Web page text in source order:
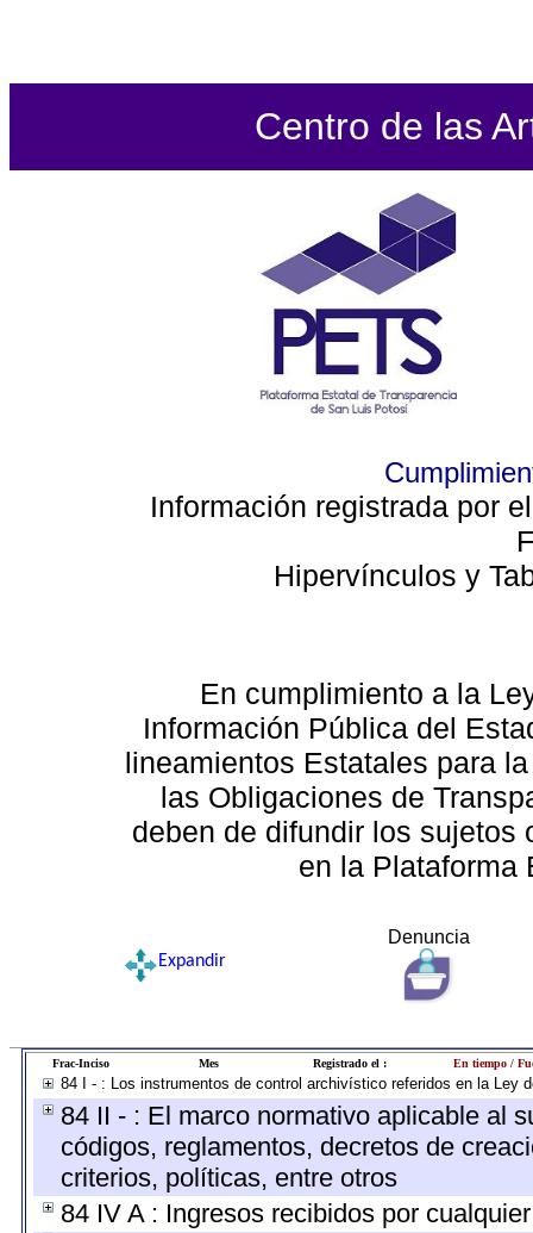
Centro de las
Información registrada por
Hipervínculos y
En cumplimiento a la
Información Pública del
lineamientos Estatales para
las Obligaciones de
deben de difundir los sujetos
en la Plataforma
Denuncia
Expandir
Frac-Inciso Mes Registrado el : En tiempo /
84 I - : Los instrumentos de control archivístico referidos en la Ley
84 II - : El marco normativo aplicable al
códigos, reglamentos, decretos de
criterios, políticas, entre otros
84 IV A : Ingresos recibidos por